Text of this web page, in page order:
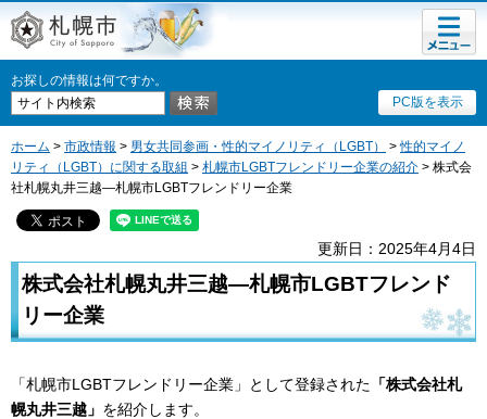
札幌市
お探しの情報は何ですか。
PC版を表示
メニュ
ー
ホーム > 市政情報 > 男女共同参画・性的マイノリティ（LGBT） >性的マイノ
リティ（LGBT）に関する取組 > 札幌市LGBTフレンドリー企業の紹介 > 株式会
社札幌丸井三越―札幌市LGBTフレンドリー企業
更新日：2025年4月4日
株式会社札幌丸井三越―札幌市LGBTフレンド
リー企業
「札幌市LGBTフレンドリー企業」として登録された 「株式会社札
幌丸井三越 」 を紹介します。